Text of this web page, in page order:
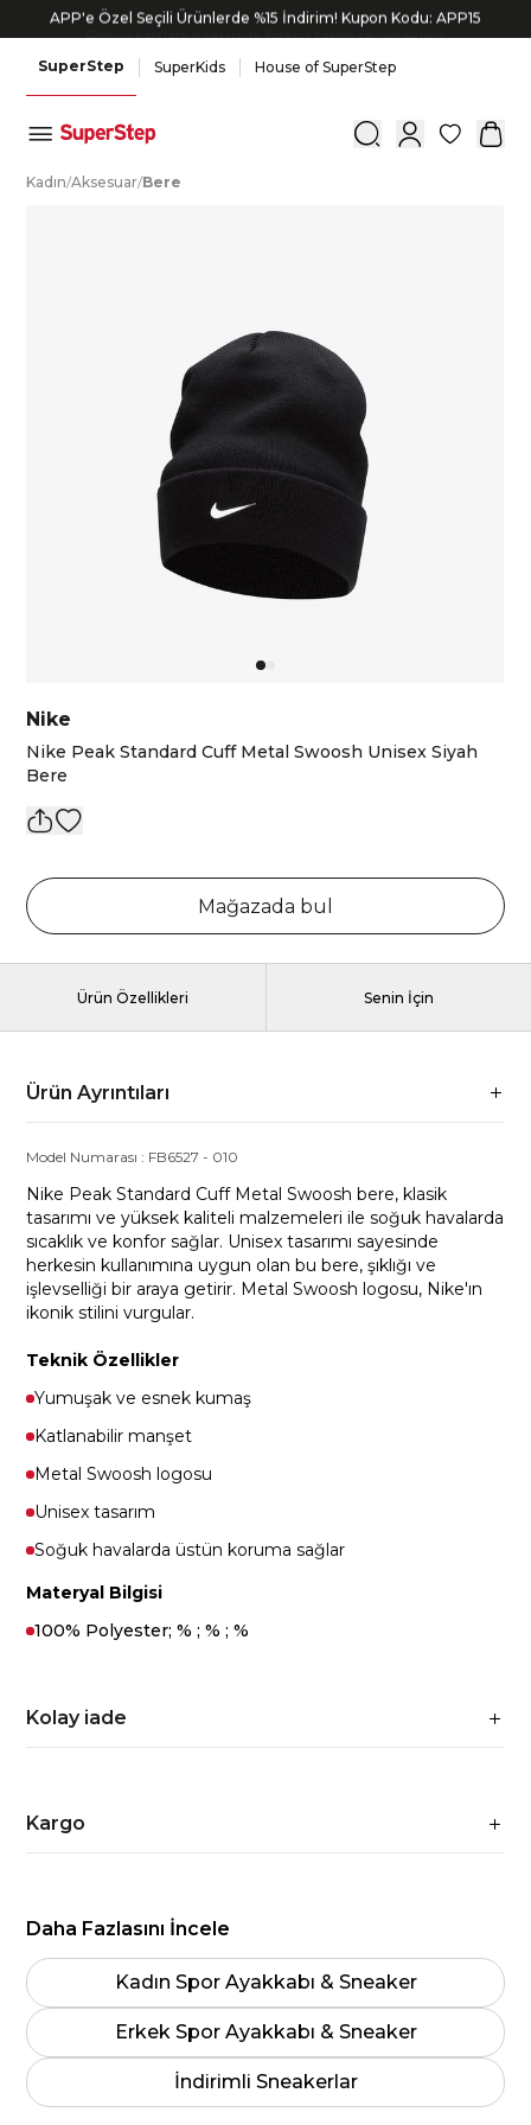
APP'e Özel Seçili Ürünlerde %15 İndirim! Kupon Kodu: APP15
Bonus kartlara özel vade farksız taksit seçenekleri!
SuperStep SuperKids House of SuperStep
0
Kadın/Aksesuar/Bere
Nike
Nike Peak Standard Cuff Metal Swoosh Unisex Siyah
Bere
Mağazada bul
Ürün Özellikleri Senin İçin
Ürün Ayrıntıları
Model Numarası : FB6527 - 010
Nike Peak Standard Cuff Metal Swoosh bere, klasik
tasarımı ve yüksek kaliteli malzemeleri ile soğuk havalarda
sıcaklık ve konfor sağlar. Unisex tasarımı sayesinde
herkesin kullanımına uygun olan bu bere, şıklığı ve
işlevselliği bir araya getirir. Metal Swoosh logosu, Nike'ın
ikonik stilini vurgular.
Teknik Özellikler
Yumuşak ve esnek kumaş
Katlanabilir manşet
Metal Swoosh logosu
Unisex tasarım
Soğuk havalarda üstün koruma sağlar
Materyal Bilgisi
100% Polyester; % ; % ; %
Kolay iade
Kargo
Daha Fazlasını İncele
Kadın Spor Ayakkabı & Sneaker
Erkek Spor Ayakkabı & Sneaker
İndirimli Sneakerlar